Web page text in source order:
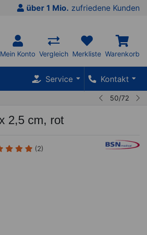
über 1 Mio. zufriedene Kunden
Mein Konto Vergleich Merkliste Warenkorb
Service Kontakt
50/72
2,5 cm, rot
(2)